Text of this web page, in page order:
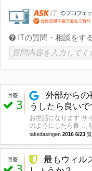
ITの質問・相談をす
回答
3
外部からの
うしたら良いで
お世話になります サ
のようにしたら良 ...
takedasingen 2016 6/23
回答
最もウィル